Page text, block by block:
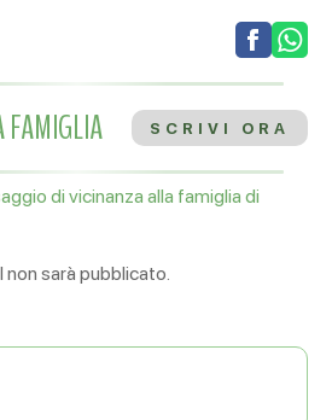
FAMIGLIA
SCRIVI ORA
di vicinanza alla famiglia di
non sarà pubblicato.